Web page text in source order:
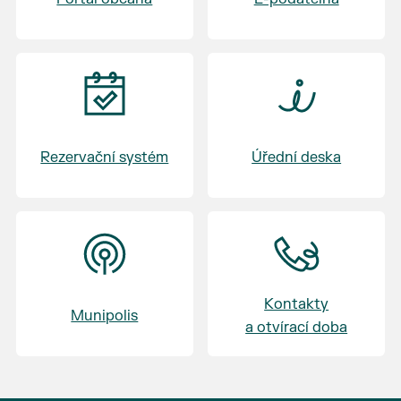
Rezervační systém Úřední deska
Munipolis
Kontakty
a otvírací doba